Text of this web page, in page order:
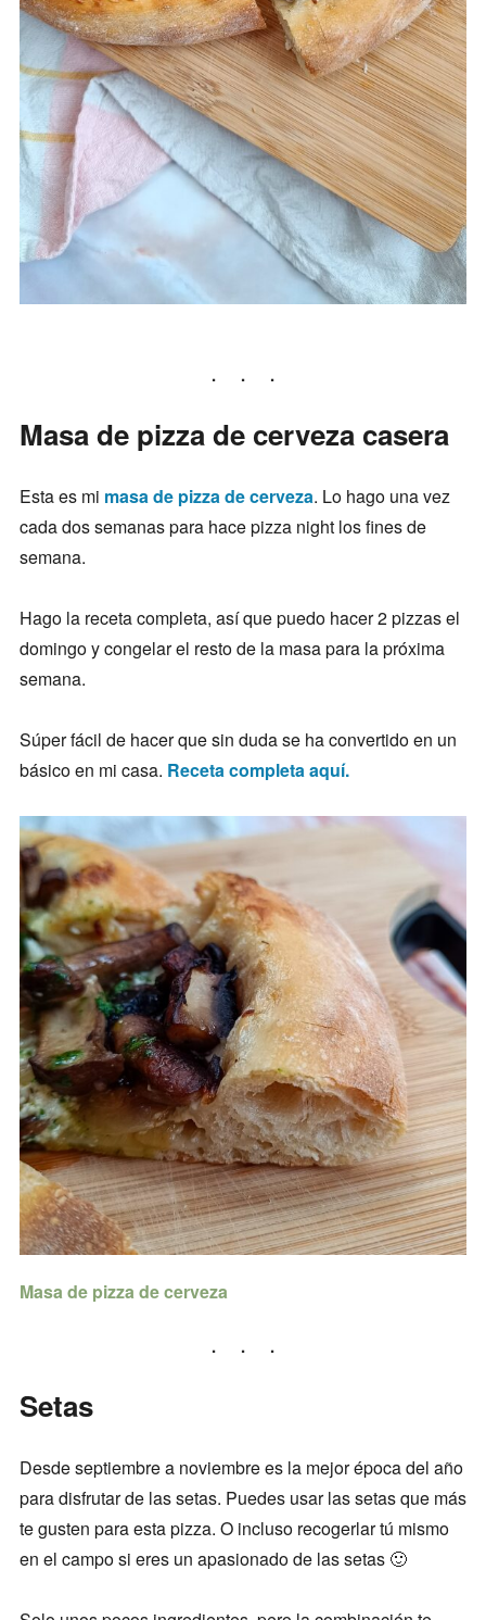
Masa de pizza de cerveza casera
Esta es mi masa de pizza de cerveza. Lo hago una vez
cada dos semanas para hace pizza night los fines de
semana.
Hago la receta completa, así que puedo hacer 2 pizzas el
domingo y congelar el resto de la masa para la próxima
semana.
Súper fácil de hacer que sin duda se ha convertido en un
básico en mi casa. Receta completa aquí.
Masa de pizza de cerveza
Setas
Desde septiembre a noviembre es la mejor época del año
para disfrutar de las setas. Puedes usar las setas que más
te gusten para esta pizza. O incluso recogerlar tú mismo
en el campo si eres un apasionado de las setas 🙂